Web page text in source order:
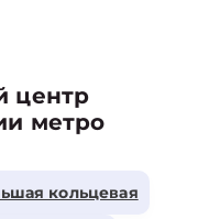
центр
метро
кольцевая